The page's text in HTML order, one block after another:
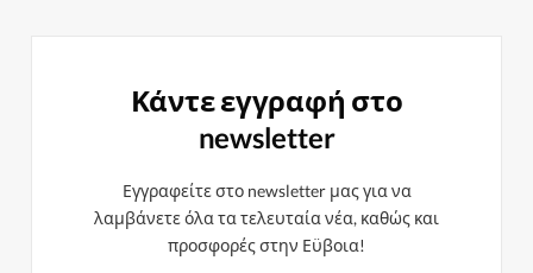
Κάντε εγγραφή στο
newsletter
Εγγραφείτε στο newsletter μας για να
λαμβάνετε όλα τα τελευταία νέα, καθώς και
προσφορές στην Εϋβοια!